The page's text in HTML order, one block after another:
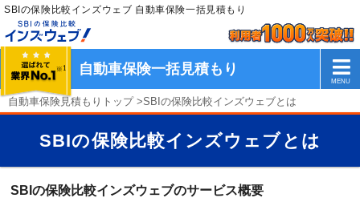
SBIの保険比較インズウェブ 自動車保険一括見積もり
自動車保険一括見積もり
自動車保険見積もりトップ>SBIの保険比較インズウェブとは
SBIの保険比較インズウェブとは
SBIの保険比較インズウェブのサービス概要